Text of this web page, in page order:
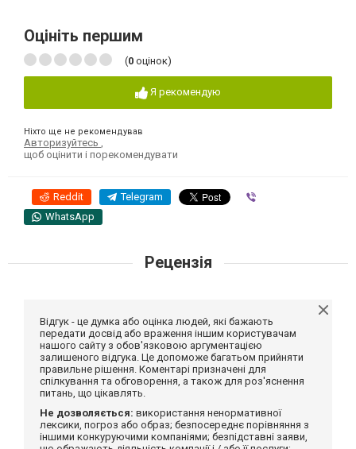
Оцініть першим
(0 оцінок)
Я рекомендую
Ніхто ще не рекомендував
Авторизуйтесь
щоб оцінити і порекомендувати
Reddit Telegram
WhatsApp
Рецензія
Відгук - це думка або оцінка людей, які бажають
передати досвід або враження іншим користувачам
нашого сайту з обов'язковою аргументацією
залишеного відгука. Це допоможе багатьом прийняти
правильне рішення. Коментарі призначені для
спілкування та обговорення, а також для роз'яснення
питань, що цікавлять.
Не дозволяється: використання ненормативної
лексики, погроз або образ; безпосереднє порівняння з
іншими конкуруючими компаніями; безпідставні заяви,